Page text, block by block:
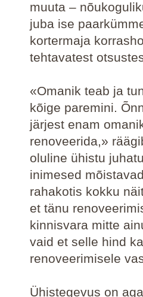
muuta –
juba ise
kortermaja
tehtavatest
«Omanik teab ja
kõige paremini.
järjest enam
renoveerida,»
oluline ühistu
inimesed
rahakotis kokku
et tänu
kinnisvara mitte
vaid et selle hind
renoveerimisele
Ühistegevus on